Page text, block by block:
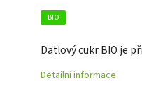
BIO
Datlový cukr BIO je
Detailní informace